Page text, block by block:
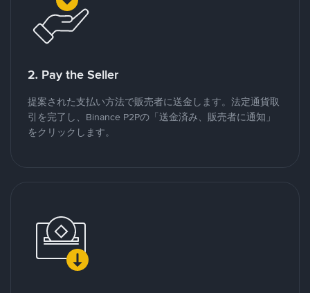
2. Pay the Seller
提案された支払い方法で販売者に送金します。法定通貨取
引を完了し、Binance P2Pの「送金済み、販売者に通知」
をクリックします。